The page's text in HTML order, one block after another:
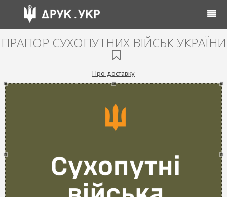
ПРАПОР СУХОПУТНИХ ВІЙСЬК УКРАЇНИ
Про доставку